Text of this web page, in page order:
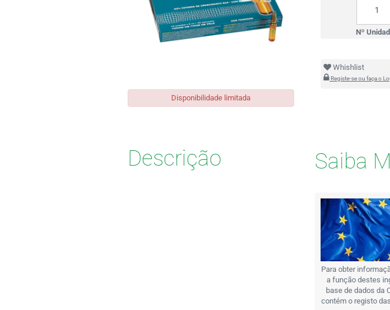
Disponibilidade limitada
Nº
Whishlist
Registe-se ou faça o
Descrição Saiba
Para obter
a função destes
base de dados da
contém o registo